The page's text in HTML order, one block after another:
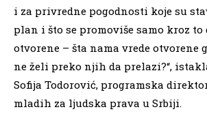
i za privredne pogodnosti koje su
plan i što se promoviše samo kroz to
otvorene – šta nama vrede otvorene
ne želi preko njih da prelazi?“,
Sofija Todorović, programska
mladih za ljudska prava u Srbiji.